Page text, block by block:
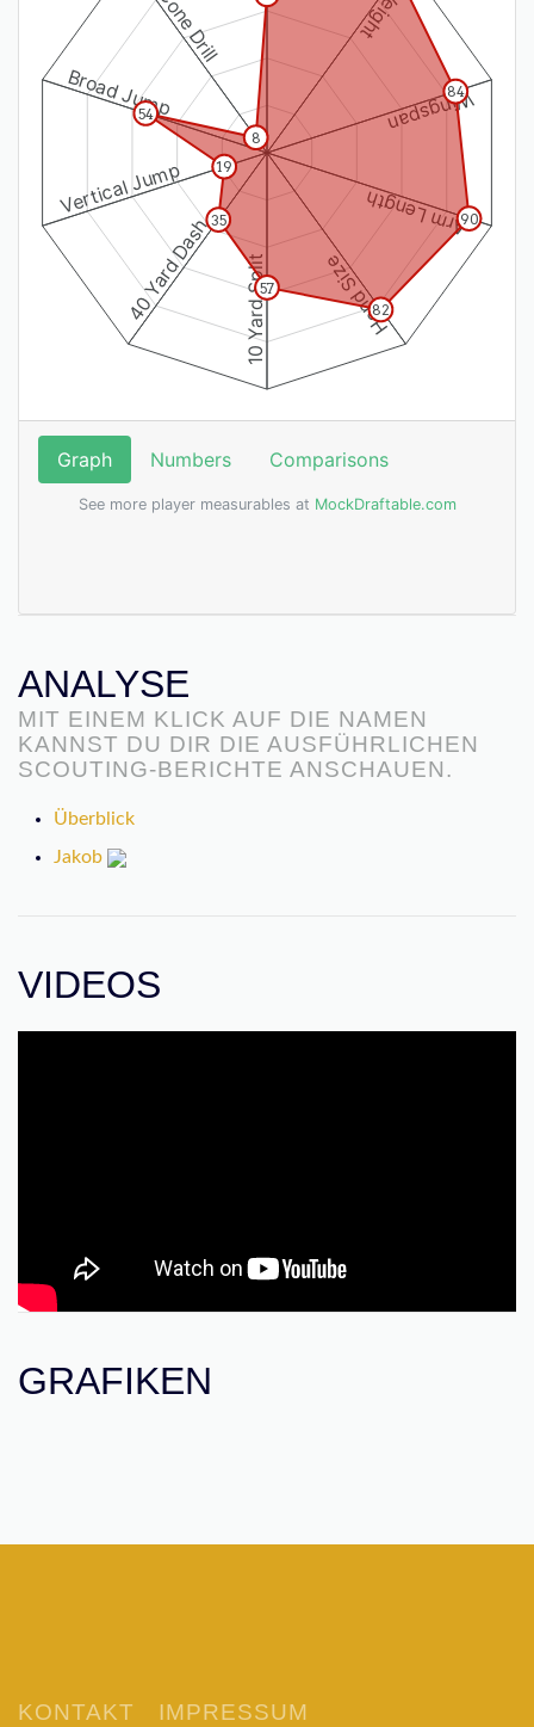
ANALYSE
MIT EINEM KLICK AUF DIE NAMEN
KANNST DU DIR DIE AUSFÜHRLICHEN
SCOUTING-BERICHTE ANSCHAUEN.
Überblick
Jakob
VIDEOS
GRAFIKEN
KONTAKT
IMPRESSUM